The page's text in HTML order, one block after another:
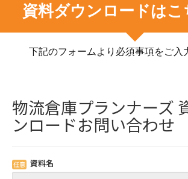
資料ダウンロードはこ
下記のフォームより必須事項をご入